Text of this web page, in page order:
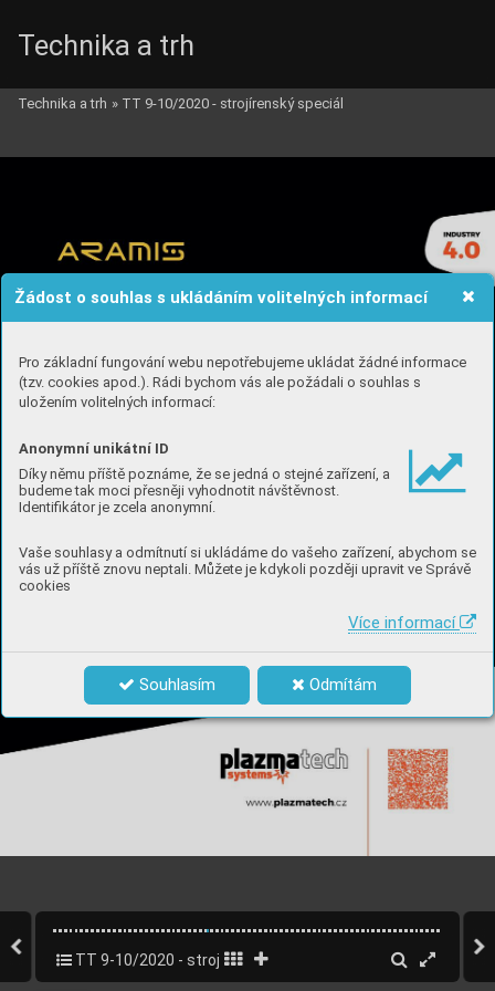
Žádost o souhlas s ukládáním volitelných informací
Pro základní fungování webu nepotřebujeme ukládat žádné informace
(tzv. cookies apod.). Rádi bychom vás ale požádali o souhlas s
uložením volitelných informací:
Anonymní unikátní ID
Díky němu příště poznáme, že se jedná o stejné zařízení, a
budeme tak moci přesněji vyhodnotit návštěvnost.
Identifikátor je zcela anonymní.
Vaše souhlasy a odmítnutí si ukládáme do vašeho zařízení, abychom se
vás už příště znovu neptali. Můžete je kdykoli později upravit ve Správě
cookies
Více informací
Souhlasím Odmítám
Technika a trh
Technika a trh » TT 9-10/2020 - strojírenský speciál
TT 9-10/2020 - strojírenský speciál